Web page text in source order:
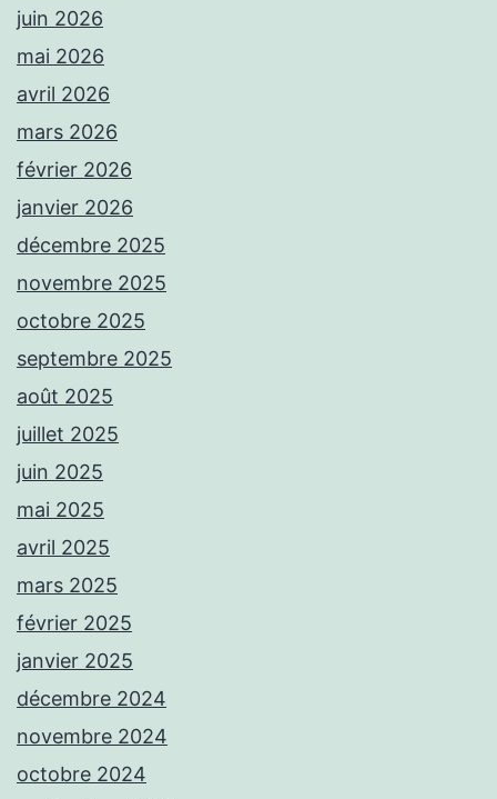
juin 2026
mai 2026
avril 2026
mars 2026
février 2026
janvier 2026
décembre 2025
novembre 2025
octobre 2025
septembre 2025
août 2025
juillet 2025
juin 2025
mai 2025
avril 2025
mars 2025
février 2025
janvier 2025
décembre 2024
novembre 2024
octobre 2024